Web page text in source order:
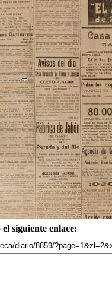
siguiente enlace: